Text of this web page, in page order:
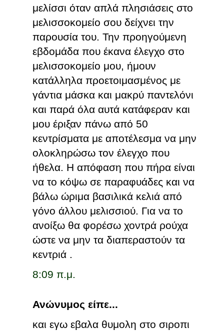
μελίσσι όταν απλά πλησιάσεις στο
μελισσοκομείο σου δείχνει την
παρουσία του. Την προηγούμενη
εβδομάδα που έκανα έλεγχο στο
μελισσοκομείο μου, ήμουν
κατάλληλα προετοιμασμένος με
γάντια μάσκα και μακρύ παντελόνι
και παρά όλα αυτά κατάφεραν και
μου έριξαν πάνω από 50
κεντρίσματα με αποτέλεσμα να μην
ολοκληρώσω τον έλεγχο που
ήθελα. Η απόφαση που πήρα είναι
να το κόψω σε παραφυάδες και να
βάλω ώριμα βασιλικά κελιά από
γόνο άλλου μελισσιού. Για να το
ανοίξω θα φορέσω χοντρά ρούχα
ώστε να μην τα διαπεραστούν τα
κεντριά .
8:09 π.μ.
Ανώνυμος είπε...
και εγω εβαλα θυμολη στο σιροπι